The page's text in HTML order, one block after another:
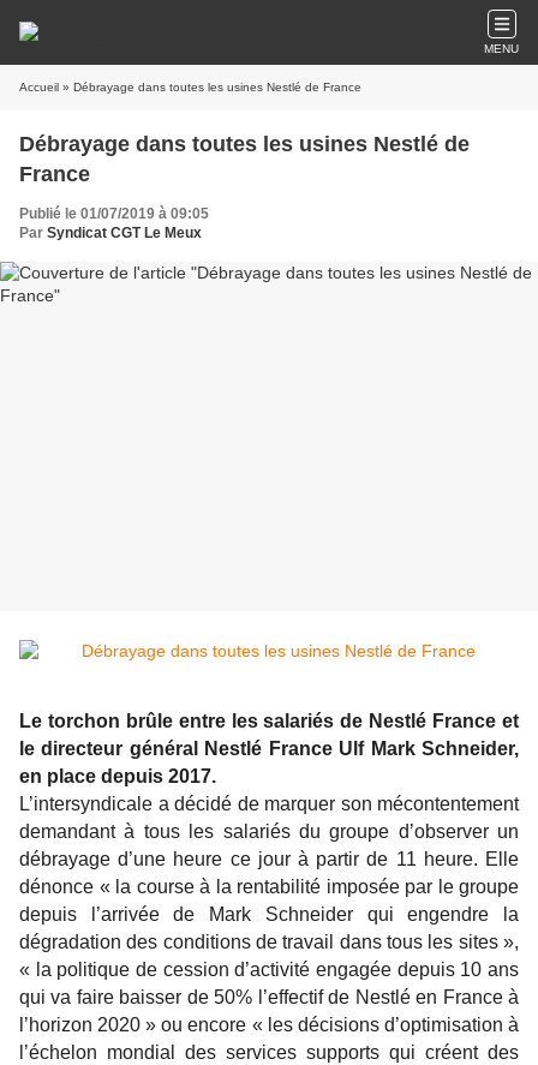
MENU
Accueil » Débrayage dans toutes les usines Nestlé de France
Débrayage dans toutes les usines Nestlé de
France
Publié le 01/07/2019 à 09:05
Par Syndicat CGT Le Meux
Le torchon brûle entre les salariés de Nestlé France et
le directeur général Nestlé France Ulf Mark Schneider,
en place depuis 2017.
L’intersyndicale a décidé de marquer son mécontentement
demandant à tous les salariés du groupe d’observer un
débrayage d’une heure ce jour à partir de 11 heure. Elle
dénonce « la course à la rentabilité imposée par le groupe
depuis l’arrivée de Mark Schneider qui engendre la
dégradation des conditions de travail dans tous les sites »,
« la politique de cession d’activité engagée depuis 10 ans
qui va faire baisser de 50% l’effectif de Nestlé en France à
l’horizon 2020 » ou encore « les décisions d’optimisation à
l’échelon mondial des services supports qui créent des